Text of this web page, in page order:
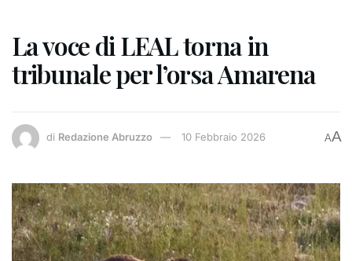
La voce di LEAL torna in
tribunale per l’orsa Amarena
di Redazione Abruzzo 10 Febbraio 2026 AA